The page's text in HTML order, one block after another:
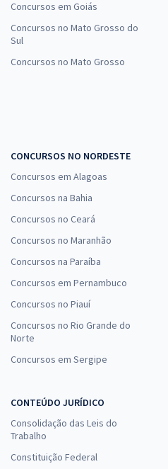
Concursos em Goiás
Concursos no Mato Grosso do
Sul
Concursos no Mato Grosso
CONCURSOS NO NORDESTE
Concursos em Alagoas
Concursos na Bahia
Concursos no Ceará
Concursos no Maranhão
Concursos na Paraíba
Concursos em Pernambuco
Concursos no Piauí
Concursos no Rio Grande do
Norte
Concursos em Sergipe
CONTEÚDO JURÍDICO
Consolidação das Leis do
Trabalho
Constituição Federal